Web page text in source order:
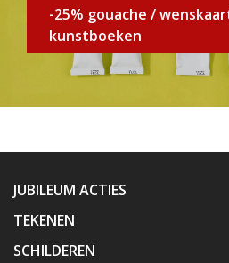
-25% gouache /
kunstboeken
JUBILEUM ACTIES
TEKENEN
SCHILDEREN